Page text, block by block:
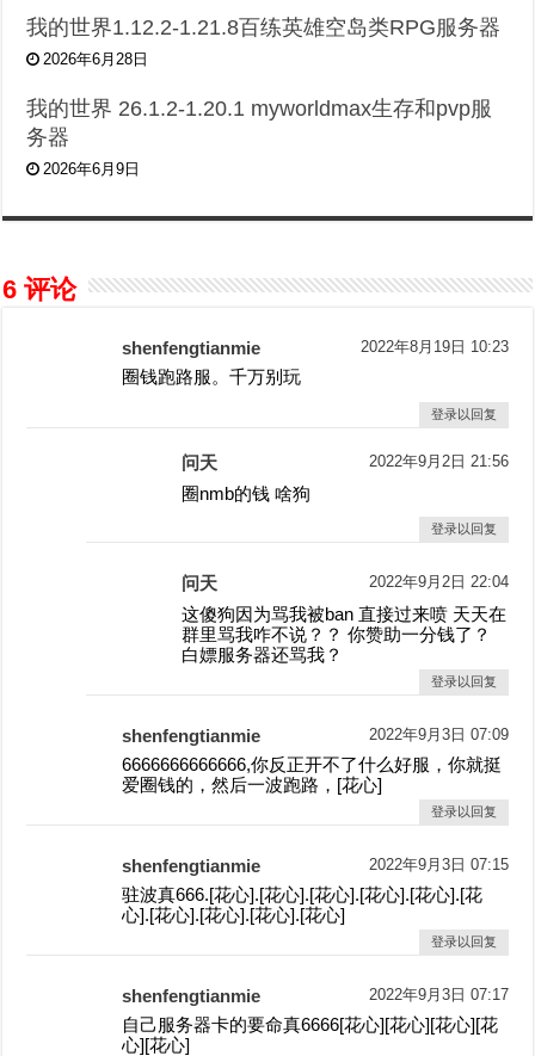
我的世界1.12.2-1.21.8百练英雄空岛类RPG服务器
2026年6月28日
我的世界 26.1.2-1.20.1 myworldmax生存和pvp服
务器
2026年6月9日
6 评论
shenfengtianmie 2022年8月19日 10:23
圈钱跑路服。千万别玩
登录以回复
问天 2022年9月2日 21:56
圈nmb的钱 啥狗
登录以回复
问天 2022年9月2日 22:04
这傻狗因为骂我被ban 直接过来喷 天天在
群里骂我咋不说？？ 你赞助一分钱了？
白嫖服务器还骂我？
登录以回复
shenfengtianmie 2022年9月3日 07:09
6666666666666,你反正开不了什么好服，你就挺
爱圈钱的，然后一波跑路，[花心]
登录以回复
shenfengtianmie 2022年9月3日 07:15
驻波真666.[花心].[花心].[花心].[花心].[花心].[花
心].[花心].[花心].[花心].[花心]
登录以回复
shenfengtianmie 2022年9月3日 07:17
自己服务器卡的要命真6666[花心][花心][花心][花
心][花心]